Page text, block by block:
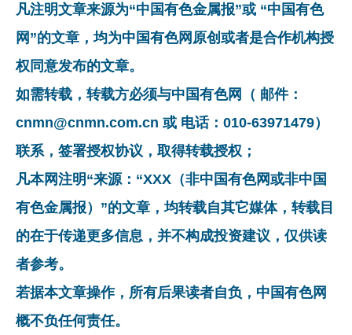
凡注明文章来源为“中国有色金属报”或 “中国有色
网”的文章，均为中国有色网原创或者是合作机构授
权同意发布的文章。
如需转载，转载方必须与中国有色网（ 邮件：
cnmn@cnmn.com.cn 或 电话：010-63971479）
联系，签署授权协议，取得转载授权；
凡本网注明“来源：“XXX（非中国有色网或非中国
有色金属报）”的文章，均转载自其它媒体，转载目
的在于传递更多信息，并不构成投资建议，仅供读
者参考。
若据本文章操作，所有后果读者自负，中国有色网
概不负任何责任。